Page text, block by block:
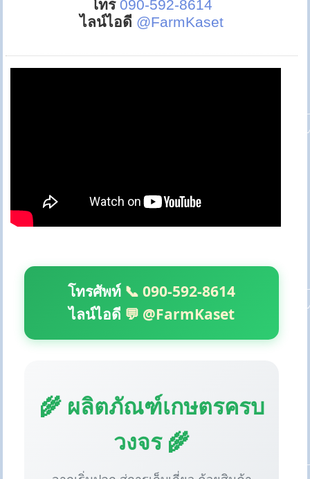
โทร 090-592-8614
ไลน์ไอดี @FarmKaset
โทรศัพท์ 📞 090-592-8614
ไลน์ไอดี 💬 @FarmKaset
🌾 ผลิตภัณฑ์เกษตรครบ
วงจร 🌾